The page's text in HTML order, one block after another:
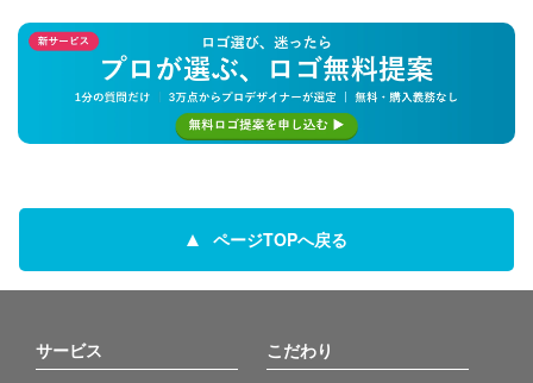
ページTOPへ戻る
サービス こだわり